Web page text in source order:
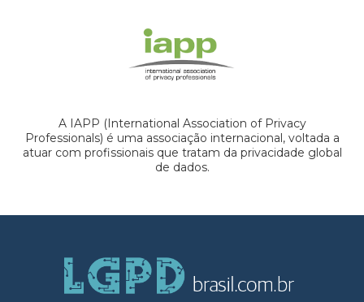
A IAPP (International Association of Privacy
Professionals) é uma associação internacional, voltada a
atuar com profissionais que tratam da privacidade global
de dados.